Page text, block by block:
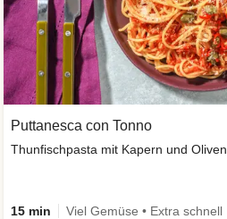
Puttanesca con Tonno
Thunfischpasta mit Kapern und Oliven
15 min Viel Gemüse • Extra schnell